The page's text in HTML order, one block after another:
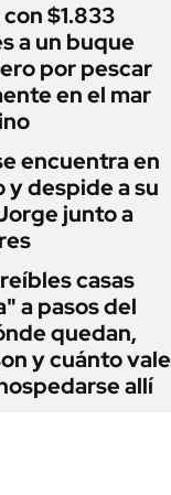
$1.833
a un buque
por pescar
en el mar
encuentra en
y despide a su
junto a
casas
a pasos del
quedan,
y cuánto vale
allí